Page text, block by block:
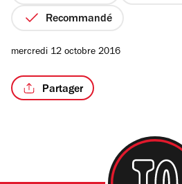
Recommandé
mercredi 12 octobre 2016
Partager